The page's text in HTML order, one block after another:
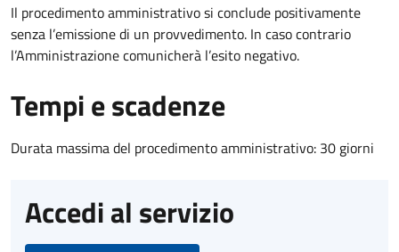
Il procedimento amministrativo si conclude positivamente
senza l’emissione di un provvedimento. In caso contrario
l’Amministrazione comunicherà l’esito negativo.
Tempi e scadenze
Durata massima del procedimento amministrativo: 30 giorni
Accedi al servizio